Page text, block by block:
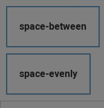
space-between
space-evenly